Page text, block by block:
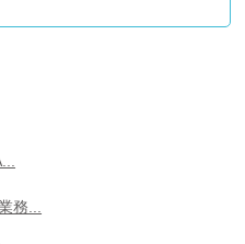
務...